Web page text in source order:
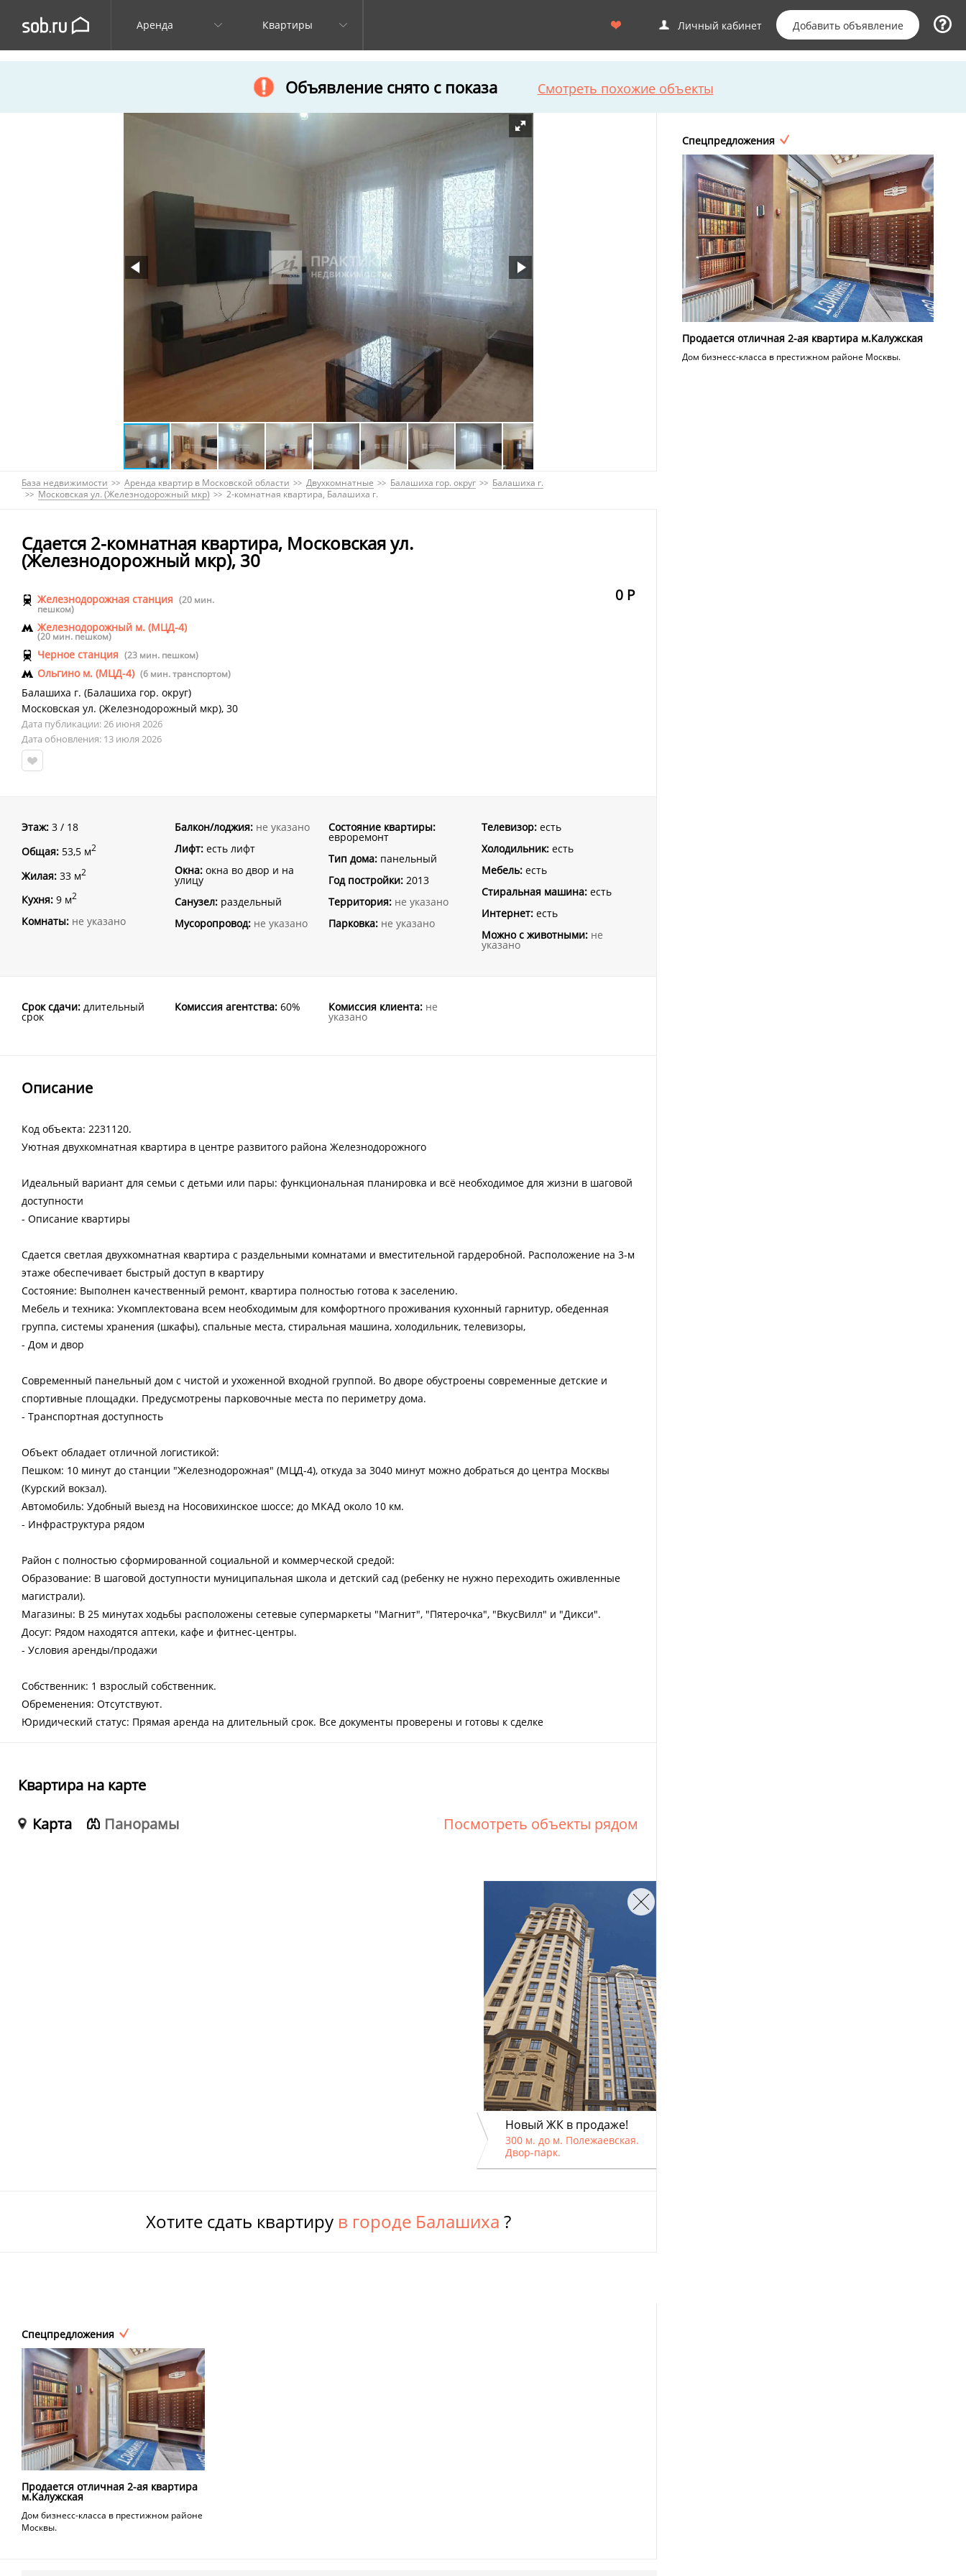
Аренда Квартиры Личный кабинет Добавить объявление
Объявление снято с показа Смотреть похожие объекты
Спецпредложения
Продается отличная 2-ая квартира м.Калужская
Дом бизнесс-класса в престижном районе Москвы.
База недвижимости Аренда квартир в Московской области Двухкомнатные Балашиха гор. округ
Балашиха г.
Московская ул. (Железнодорожный мкр)
2-комнатная квартира, Балашиха г.
Сдается 2-комнатная квартира, Московская ул.
(Железнодорожный мкр), 30
0 Р
Железнодорожная станция (20 мин.
пешком)
Железнодорожный м. (МЦД-4)
(20 мин. пешком)
Черное станция (23 мин. пешком)
Ольгино м. (МЦД-4) (6 мин. транспортом)
Балашиха г. (Балашиха гор. округ)
Московская ул. (Железнодорожный мкр), 30
Дата публикации: 26 июня 2026
Дата обновления: 13 июля 2026
Этаж: 3 / 18
Общая: 53,5 м2
Жилая: 33 м2
Кухня: 9 м2
Комнаты: не указано
Балкон/лоджия: не указано
Лифт: есть лифт
Окна: окна во двор и на
улицу
Санузел: раздельный
Мусоропровод: не указано
Состояние квартиры:
евроремонт
Тип дома:панельный
Год постройки:2013
Территория: не указано
Парковка: не указано
Телевизор:есть
Холодильник:есть
Мебель:есть
Стиральная машина:есть
Интернет:есть
Можно с животными: не
указано
Срок сдачи: длительный
срок
Комиссия агентства: 60% Комиссия клиента: не
указано
Описание
Код объекта: 2231120.
Уютная двухкомнатная квартира в центре развитого района Железнодорожного
Идеальный вариант для семьи с детьми или пары: функциональная планировка и всё необходимое для жизни в шаговой
доступности
- Описание квартиры
Сдается светлая двухкомнатная квартира с раздельными комнатами и вместительной гардеробной. Расположение на 3-м
этаже обеспечивает быстрый доступ в квартиру
Состояние: Выполнен качественный ремонт, квартира полностью готова к заселению.
Мебель и техника: Укомплектована всем необходимым для комфортного проживания кухонный гарнитур, обеденная
группа, системы хранения (шкафы), спальные места, стиральная машина, холодильник, телевизоры,
- Дом и двор
Современный панельный дом с чистой и ухоженной входной группой. Во дворе обустроены современные детские и
спортивные площадки. Предусмотрены парковочные места по периметру дома.
- Транспортная доступность
Объект обладает отличной логистикой:
Пешком: 10 минут до станции "Железнодорожная" (МЦД-4), откуда за 3040 минут можно добраться до центра Москвы
(Курский вокзал).
Автомобиль: Удобный выезд на Носовихинское шоссе; до МКАД около 10 км.
- Инфраструктура рядом
Район с полностью сформированной социальной и коммерческой средой:
Образование: В шаговой доступности муниципальная школа и детский сад (ребенку не нужно переходить оживленные
магистрали).
Магазины: В 25 минутах ходьбы расположены сетевые супермаркеты "Магнит", "Пятерочка", "ВкусВилл" и "Дикси".
Досуг: Рядом находятся аптеки, кафе и фитнес-центры.
- Условия аренды/продажи
Собственник: 1 взрослый собственник.
Обременения: Отсутствуют.
Юридический статус: Прямая аренда на длительный срок. Все документы проверены и готовы к сделке
Квартира на карте
Карта
Панорамы Посмотреть объекты рядом
Новый ЖК в продаже!
300 м. до м. Полежаевская.
Двор-парк.
Хотите сдать квартиру в городе Балашиха ?
Спецпредложения
Продается отличная 2-ая квартира
м.Калужская
Дом бизнесс-класса в престижном районе
Москвы.